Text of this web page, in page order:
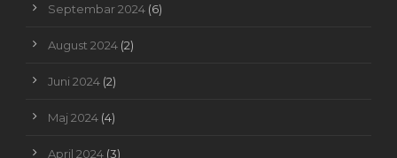
Septembar 2024 (6)
August 2024 (2)
Juni 2024 (2)
Maj 2024 (4)
April 2024 (3)